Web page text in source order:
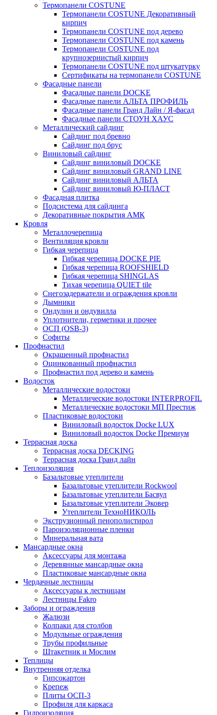
Термопанели COSTUNE
Термопанели COSTUNE Декоративный
кирпич
Термопанели COSTUNE под дерево
Термопанели COSTUNE под камень
Термопанели COSTUNE под
крупнозернистый кирпич
Термопанели COSTUNE под штукатурку
Сертификаты на термопанели COSTUNE
Фасадные панели
Фасадные панели DOCKE
Фасадные панели АЛЬТА ПРОФИЛЬ
Фасадные панели Гранд Лайн / Я-фасад
Фасадные панели СТОУН ХАУС
Металлический сайдинг
Сайдинг под бревно
Сайдинг под брус
Виниловый сайдинг
Сайдинг виниловый DOCKE
Сайдинг виниловый GRAND LINE
Сайдинг виниловый АЛЬТА
Сайдинг виниловый Ю-ПЛАСТ
Фасадная плитка
Подсистема для сайдинга
Декоративные покрытия АМК
Кровля
Металлочерепица
Вентиляция кровли
Гибкая черепица
Гибкая черепица DOCKE PIE
Гибкая черепица ROOFSHIELD
Гибкая черепица SHINGLAS
Тихая черепица QUIET tile
Снегозадержатели и ограждения кровли
Дымники
Ондулин и ондувилла
Уплотнители, герметики и прочее
ОСП (OSB-3)
Софиты
Профнастил
Окрашенный профнастил
Оцинкованный профнастил
Профнастил под дерево и камень
Водосток
Металлические водостоки
Металлические водостоки INTERPROFIL
Металлические водостоки МП Престиж
Пластиковые водостоки
Виниловый водосток Docke LUX
Виниловый водосток Docke Премиум
Террасная доска
Террасная доска DECKING
Террасная доска Гранд лайн
Теплоизоляция
Базальтовые утеплители
Базальтовые утеплители Rockwool
Базальтовые утеплители Басвул
Базальтовые утеплители Эковер
Утеплители ТехноНИКОЛЬ
Экструзионный пенополистирол
Пароизоляционные пленки
Минеральная вата
Мансардные окна
Аксессуары для монтажа
Деревянные мансардные окна
Пластиковые мансардные окна
Чердачные лестницы
Аксессуары к лестницам
Лестницы Fakro
Заборы и ограждения
Жалюзи
Колпаки для столбов
Модульные ограждения
Трубы профильные
Штакетник и Мослим
Теплицы
Внутренняя отделка
Гипсокартон
Крепеж
Плиты ОСП-3
Профиля для каркаса
Гидроизоляция